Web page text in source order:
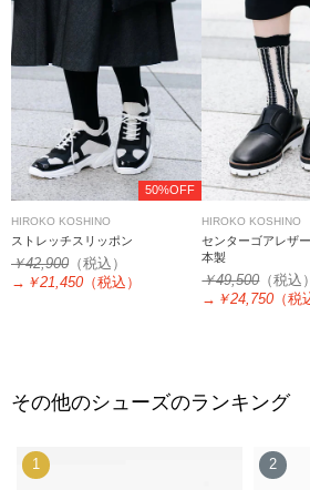
50%OFF
HIROKO KOSHINO
ストレッチスリッポン
￥42,900 （税込）
→ ￥21,450 （税込）
HIROKO KOSHINO
センターゴアレザ
本製
￥49,500（税込）
→ ￥24,750 （税
その他のシューズのランキング
1 2